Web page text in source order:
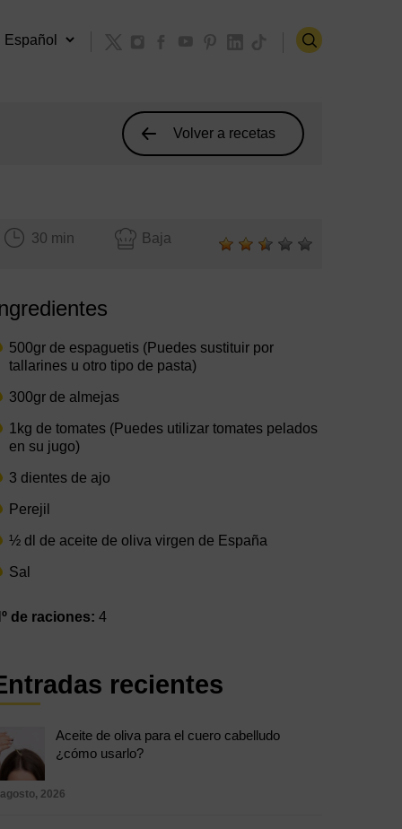
Volver a recetas
30 min Baja
500gr de espaguetis (Puedes sustituir por
tallarines u otro tipo de pasta)
300gr de almejas
1kg de tomates (Puedes utilizar tomates pelados
en su jugo)
3 dientes de ajo
Perejil
½ dl de aceite de oliva virgen de España
Sal
de raciones: 4
recientes
Aceite de oliva para el cuero cabelludo
¿cómo usarlo?
2026